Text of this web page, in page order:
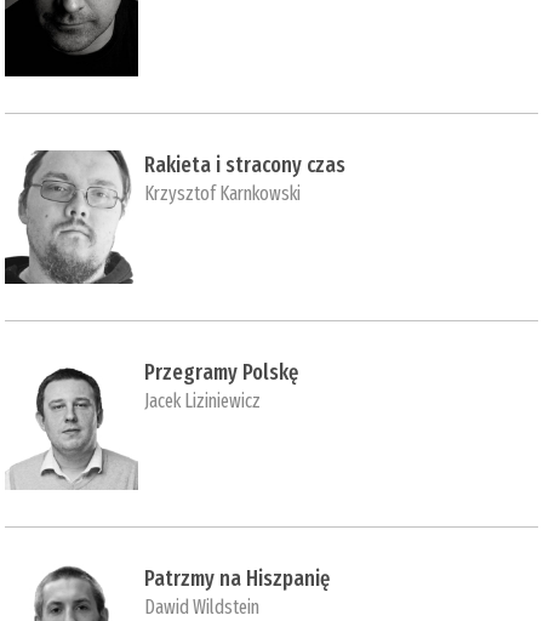
Rakieta i stracony czas
Krzysztof Karnkowski
Przegramy Polskę
Jacek Liziniewicz
Patrzmy na Hiszpanię
Dawid Wildstein